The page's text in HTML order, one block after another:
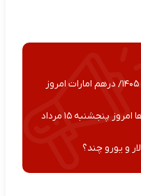
قیمت درهم امروز جمعه ۱۶ مرداد ۱۴۰۵/ درهم امارات امروز
قیمت جدید دلار، یورو و سایر ارزها امروز پنجشنبه ۱۵ مرداد